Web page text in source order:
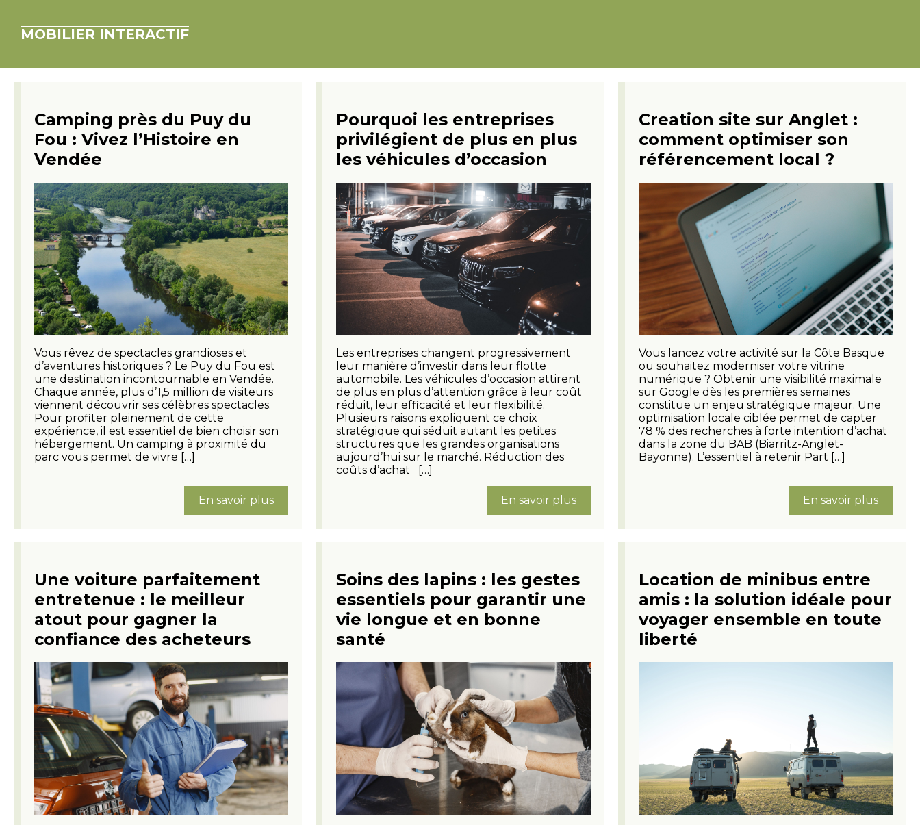
MOBILIER INTERACTIF
Camping près du Puy du
Fou : Vivez l’Histoire en
Vendée
Vous rêvez de spectacles grandioses et
d’aventures historiques ? Le Puy du Fou est
une destination incontournable en Vendée.
Chaque année, plus d’1,5 million de visiteurs
viennent découvrir ses célèbres spectacles.
Pour profiter pleinement de cette
expérience, il est essentiel de bien choisir son
hébergement. Un camping à proximité du
parc vous permet de vivre […]
En savoir plus
Pourquoi les entreprises
privilégient de plus en plus
les véhicules d’occasion
Les entreprises changent progressivement
leur manière d’investir dans leur flotte
automobile. Les véhicules d’occasion attirent
de plus en plus d’attention grâce à leur coût
réduit, leur efficacité et leur flexibilité.
Plusieurs raisons expliquent ce choix
stratégique qui séduit autant les petites
structures que les grandes organisations
aujourd’hui sur le marché. Réduction des
coûts d’achat […]
En savoir plus
Creation site sur Anglet :
comment optimiser son
référencement local ?
Vous lancez votre activité sur la Côte Basque
ou souhaitez moderniser votre vitrine
numérique ? Obtenir une visibilité maximale
sur Google dès les premières semaines
constitue un enjeu stratégique majeur. Une
optimisation locale ciblée permet de capter
78 % des recherches à forte intention d’achat
dans la zone du BAB (Biarritz-Anglet-
Bayonne). L’essentiel à retenir Part […]
En savoir plus
Une voiture parfaitement
entretenue : le meilleur
atout pour gagner la
confiance des acheteurs
Soins des lapins : les gestes
essentiels pour garantir une
vie longue et en bonne
santé
Location de minibus entre
amis : la solution idéale pour
voyager ensemble en toute
liberté